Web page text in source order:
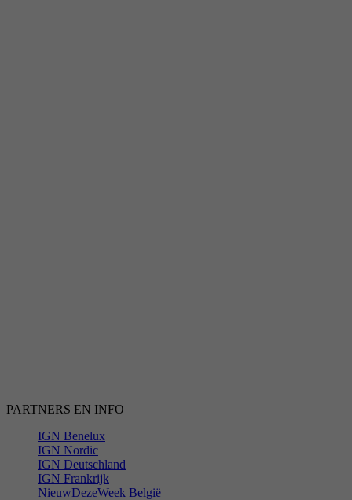
PARTNERS EN INFO
IGN Benelux
IGN Nordic
IGN Deutschland
IGN Frankrijk
NieuwDezeWeek België